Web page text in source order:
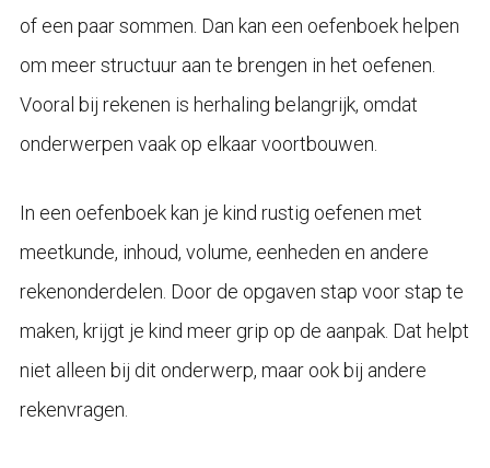
of een paar sommen. Dan kan een oefenboek helpen
om meer structuur aan te brengen in het oefenen.
Vooral bij rekenen is herhaling belangrijk, omdat
onderwerpen vaak op elkaar voortbouwen.
In een oefenboek kan je kind rustig oefenen met
meetkunde, inhoud, volume, eenheden en andere
rekenonderdelen. Door de opgaven stap voor stap te
maken, krijgt je kind meer grip op de aanpak. Dat helpt
niet alleen bij dit onderwerp, maar ook bij andere
rekenvragen.